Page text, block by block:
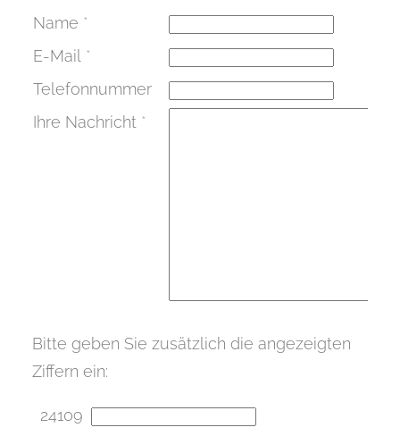
Name *
E-Mail *
Telefonnummer
Ihre Nachricht *
Bitte geben Sie zusätzlich die angezeigten
Ziffern ein:
24109